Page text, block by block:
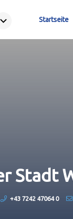
Startseite
Stadt
+43 7242 47064 0